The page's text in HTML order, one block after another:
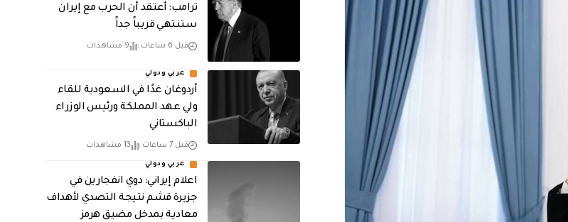
‏ترامب: أعتقد أن الحرب مع إيران
ستنتهي قريباً جداً
قبل 6 ساعات 9 مشاهدات
عربي ودولي
أردوغان غدًا في السعودية للقاء
ولي عهد المملكة ورئيس الوزراء
الباكستاني
قبل 7 ساعات 13 مشاهدات
عربي ودولي
اعلام إيراني: دوي انفجارين في
جزيرة قشم نتيجة التصدي لأهداف
معادية بمدخل مضيق هرمز